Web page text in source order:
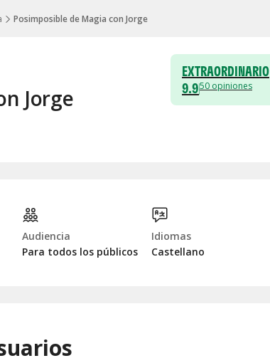
Posimposible de Magia con Jorge
Jorge
EXTRAORDINARIO
9.950 opiniones
Audiencia
Para todos los públicos
Idiomas
Castellano